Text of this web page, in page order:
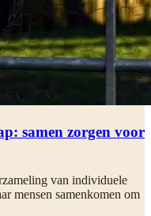
samen zorgen voor
van individuele
mensen samenkomen om